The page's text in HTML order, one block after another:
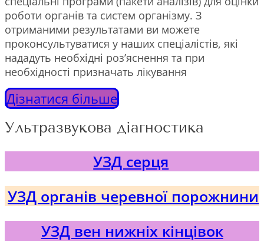
роботи органів та систем організму. З
отриманими результатами ви можете
проконсультуватися у наших спеціалістів, які
нададуть необхідні роз’яснення та при
необхідності призначать лікування
Дізнатися більше
Ультразвукова діагностика
УЗД серця
УЗД органів черевної порожнини
УЗД вен нижніх кінцівок